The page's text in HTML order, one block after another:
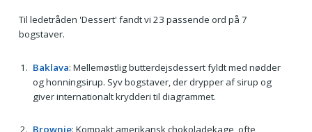
Til ledetråden 'Dessert' fandt vi 23 passende ord på 7
bogstaver.
Baklava: Mellemøstlig butterdejs­dessert fyldt med nødder
og honningsirup. Syv bogstaver, der drypper af sirup og
giver internationalt krydderi til diagrammet.
Brownie: Kompakt amerikansk chokoladekage, ofte